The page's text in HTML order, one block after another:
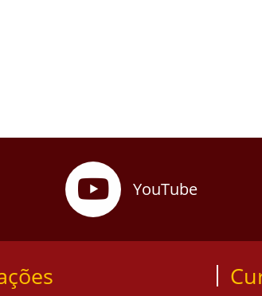
YouTube